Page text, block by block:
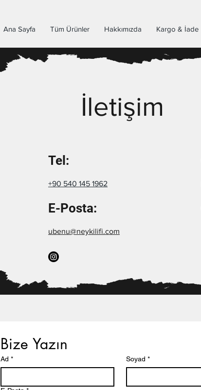
Ana Sayfa Tüm Ürünler Hakkımızda Kargo & İade
İletişim
Tel:
+90 540 145 1962
E-Posta:
ubenu@neykilifi.com
Bize Yazın
Ad * Soyad *